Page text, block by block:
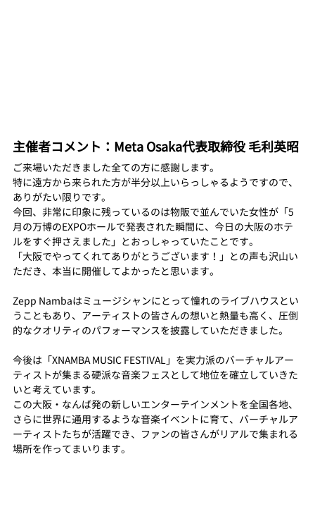
主催者コメント：Meta Osaka代表取締役 毛利英昭
ご来場いただきました全ての方に感謝します。
特に遠方から来られた方が半分以上いらっしゃるようですので、
ありがたい限りです。
今回、非常に印象に残っているのは物販で並んでいた女性が「5
月の万博のEXPOホールで発表された瞬間に、今日の大阪のホテ
ルをすぐ押さえました」とおっしゃっていたことです。
「大阪でやってくれてありがとうございます！」との声も沢山い
ただき、本当に開催してよかったと思います。
Zepp Nambaはミュージシャンにとって憧れのライブハウスとい
うこともあり、アーティストの皆さんの想いと熱量も高く、圧倒
的なクオリティのパフォーマンスを披露していただきました。
今後は「XNAMBA MUSIC FESTIVAL」を実力派のバーチャルアー
ティストが集まる硬派な音楽フェスとして地位を確立していきた
いと考えています。
この大阪・なんば発の新しいエンターテインメントを全国各地、
さらに世界に通用するような音楽イベントに育て、バーチャルア
ーティストたちが活躍でき、ファンの皆さんがリアルで集まれる
場所を作ってまいります。